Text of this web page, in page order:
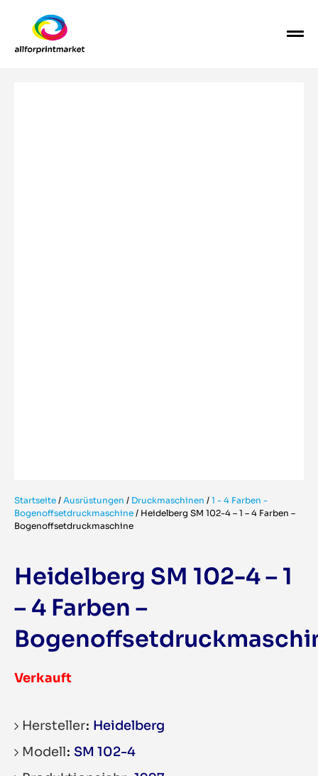
Startseite / Ausrüstungen / Druckmaschinen / 1 - 4 Farben -
Bogenoffsetdruckmaschine / Heidelberg SM 102-4 – 1 – 4 Farben –
Bogenoffsetdruckmaschine
Heidelberg SM 102-4 – 1
– 4 Farben –
Verkauft
Hersteller Heidelberg
Modell SM 102-4